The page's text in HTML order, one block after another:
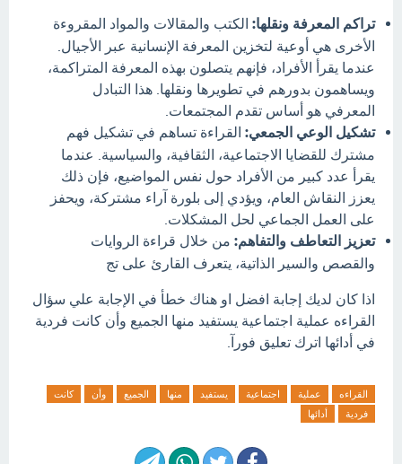
تراكم المعرفة ونقلها: الكتب والمقالات والمواد المقروءة
الأخرى هي أوعية لتخزين المعرفة الإنسانية عبر الأجيال.
عندما يقرأ الأفراد، فإنهم يتصلون بهذه المعرفة المتراكمة،
ويساهمون بدورهم في تطويرها ونقلها. هذا التبادل
المعرفي هو أساس تقدم المجتمعات.
تشكيل الوعي الجمعي: القراءة تساهم في تشكيل فهم
مشترك للقضايا الاجتماعية، الثقافية، والسياسية.
عندما
يقرأ عدد كبير من الأفراد حول نفس المواضيع، فإن ذلك
يعزز النقاش العام، ويؤدي إلى بلورة آراء مشتركة، ويحفز
على العمل الجماعي لحل المشكلات.
تعزيز التعاطف والتفاهم: من خلال قراءة الروايات
والقصص والسير الذاتية، يتعرف القارئ على تج
اذا كان لديك إجابة افضل او هناك خطأ في الإجابة علي سؤال
القراءه عملية اجتماعية يستفيد منها الجميع وأن كانت فردية
في أدائها اترك تعليق فورآ.
القراءه عملية اجتماعية يستفيد منها الجميع وأن
كانت
فردية
أدائها